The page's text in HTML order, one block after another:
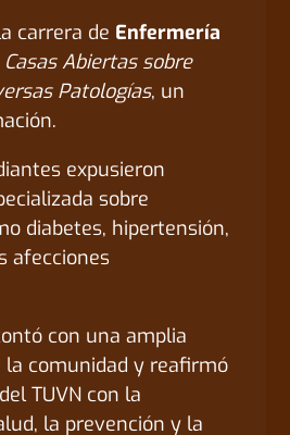
carrera de Enfermería
Casas Abiertas sobre
Patologías, un
expusieron
sobre
diabetes, hipertensión,
afecciones
con una amplia
la comunidad y reafirmó
TUVN con la
la prevención y la